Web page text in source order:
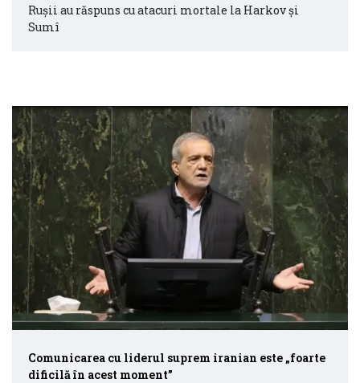
Ruşii au răspuns cu atacuri mortale la Harkov şi
Sumî
Comunicarea cu liderul suprem iranian este „foarte
dificilă în acest moment”